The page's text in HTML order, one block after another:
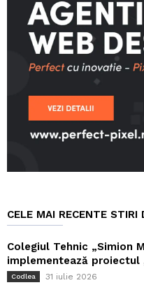
CELE MAI RECENTE STIRI
Colegiul Tehnic „Simion
implementează
Codlea 31 iulie 2026